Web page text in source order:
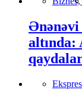
Ənənəvi
altında: